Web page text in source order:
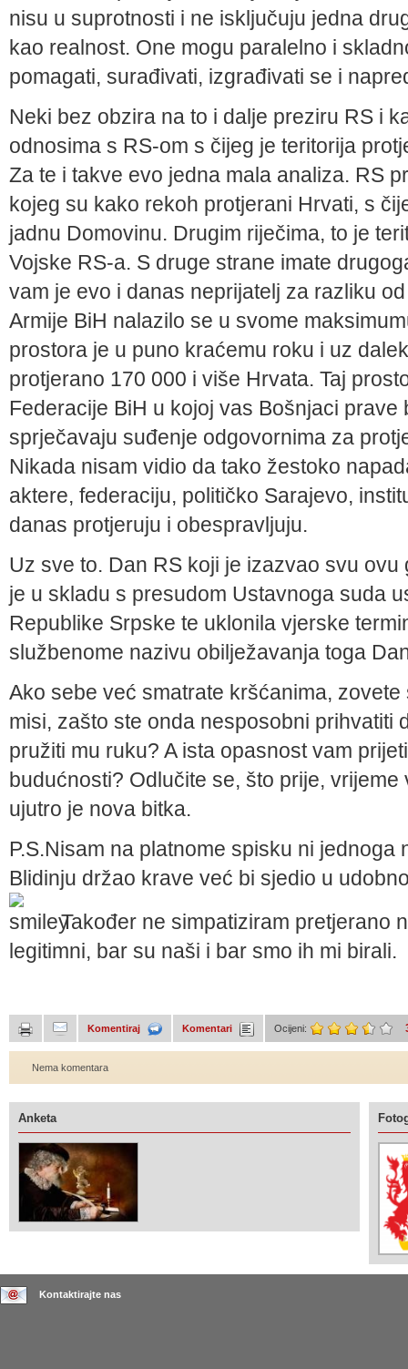
nisu u suprotnosti i ne isključuju jedna
kao realnost. One mogu paralelno i
pomagati, surađivati, izgrađivati se i
Neki bez obzira na to i dalje preziru RS i
odnosima s RS-om s čijeg je teritorija
Za te i takve evo jedna mala analiza. RS
kojeg su kako rekoh protjerani Hrvati, s
jadnu Domovinu. Drugim riječima, to je
Vojske RS-a. S druge strane imate
vam je evo i danas neprijatelj za razliku
Armije BiH nalazilo se u svome
prostora je u puno kraćemu roku i uz
protjerano 170 000 i više Hrvata. Taj
Federacije BiH u kojoj vas Bošnjaci
sprječavaju suđenje odgovornima za
Nikada nisam vidio da tako žestoko
aktere, federaciju, političko Sarajevo,
danas protjeruju i obespravljuju.
Uz sve to. Dan RS koji je izazvao svu
je u skladu s presudom Ustavnoga suda
Republike Srpske te uklonila vjerske
službenome nazivu obilježavanja toga
Ako sebe već smatrate kršćanima,
misi, zašto ste onda nesposobni prihvatiti
pružiti mu ruku? A ista opasnost vam
budućnosti? Odlučite se, što prije,
ujutro je nova bitka.
P.S.Nisam na platnome spisku ni jednoga
Blidinju držao krave već bi sjedio u
Također ne simpatiziram pretjerano
legitimni, bar su naši i bar smo ih mi birali.
Komentiraj Komentari Ocijeni:
Nema komentara
Anketa
Kontaktirajte nas